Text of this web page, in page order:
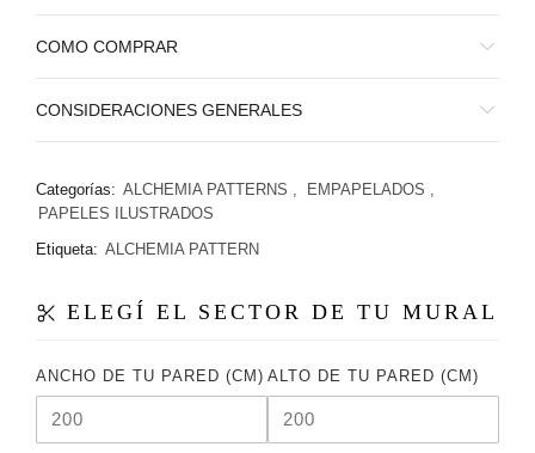
COMO COMPRAR
CONSIDERACIONES GENERALES
Categorías: ALCHEMIA PATTERNS EMPAPELADOS
PAPELES ILUSTRADOS
Etiqueta: ALCHEMIA PATTERN
ELEGÍ EL SECTOR DE TU MURAL
ANCHO DE TU PARED (CM) ALTO DE TU PARED (CM)